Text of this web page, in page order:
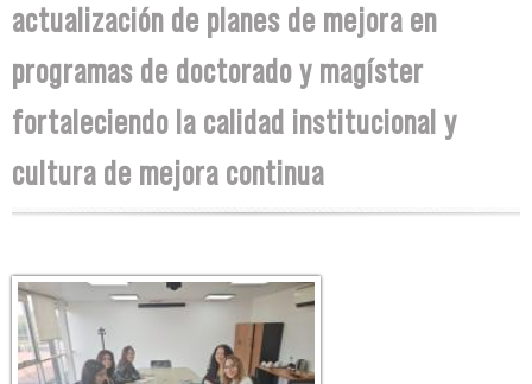
actualización de planes de mejora en
programas de doctorado y magíster
fortaleciendo la calidad institucional y
cultura de mejora continua